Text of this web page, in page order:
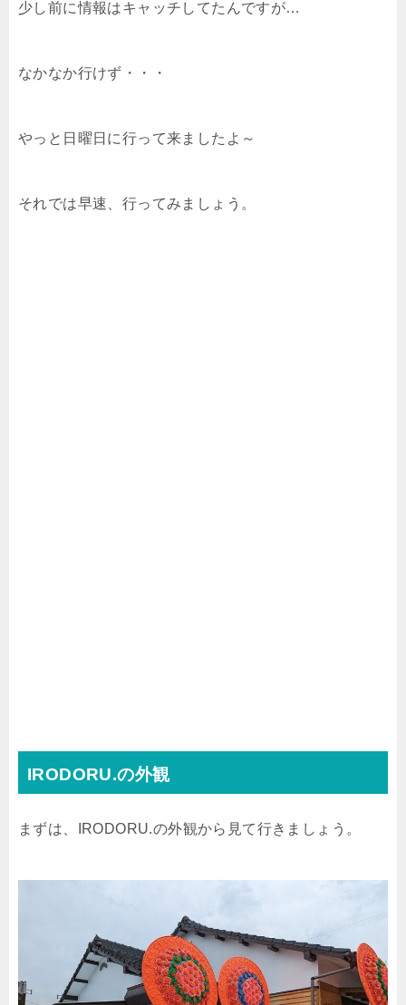
少し前に情報はキャッチしてたんですが…
なかなか行けず・・・
やっと日曜日に行って来ましたよ～
それでは早速、行ってみましょう。
IRODORU.の外観
まずは、IRODORU.の外観から見て行きましょう。